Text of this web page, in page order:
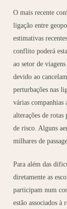
O mais recente
ligação entre
estimativas
conflito poderá
ao setor de
devido ao
perturbações nas
várias companhias
alterações de rotas
de risco. Alguns
milhares de
Para além das
diretamente as
participam num
estão associados à